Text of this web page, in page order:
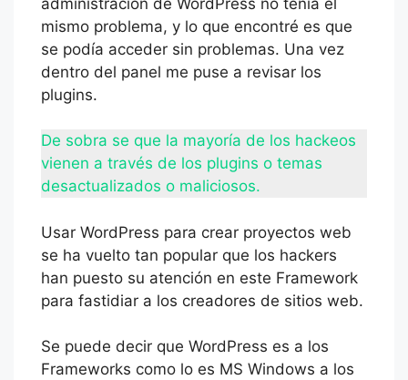
mismo problema, y lo que encontré es que
se podía acceder sin problemas. Una vez
dentro del panel me puse a revisar los
plugins.
De sobra se que la mayoría de los hackeos
vienen a través de los plugins o temas
desactualizados o maliciosos.
Usar WordPress para crear proyectos web
se ha vuelto tan popular que los hackers
han puesto su atención en este Framework
para fastidiar a los creadores de sitios web.
Se puede decir que WordPress es a los
Frameworks como lo es MS Windows a los